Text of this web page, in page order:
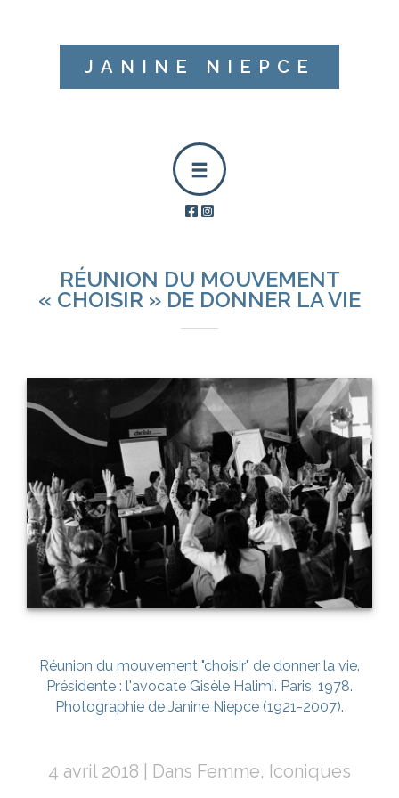
JANINE NIEPCE
RÉUNION DU MOUVEMENT
« CHOISIR » DE DONNER LA VIE
Réunion du mouvement "choisir" de donner la vie.
Présidente : l'avocate Gisèle Halimi. Paris, 1978.
Photographie de Janine Niepce (1921-2007).
4 avril 2018 Dans Femme, Iconiques